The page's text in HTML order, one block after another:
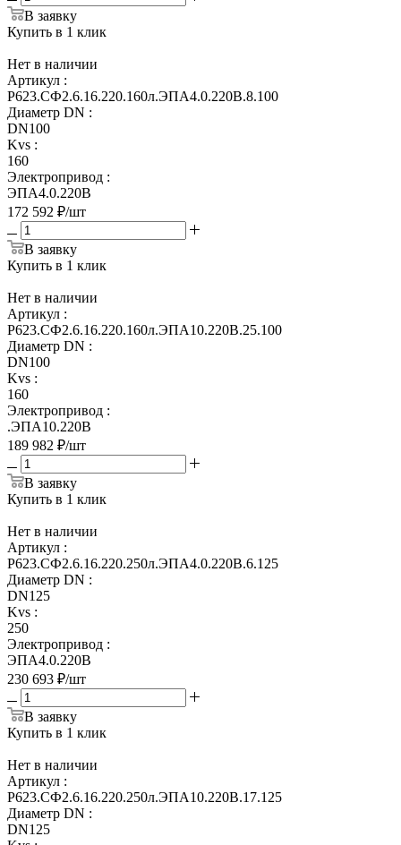
В заявку
Купить в 1 клик
Нет в наличии
Артикул :
Р623.СФ2.6.16.220.160л.ЭПА4.0.220В.8.100
Диаметр DN :
DN100
Kvs :
160
Электропривод :
ЭПА4.0.220В
172 592 ₽/шт
В заявку
Купить в 1 клик
Нет в наличии
Артикул :
Р623.СФ2.6.16.220.160л.ЭПА10.220В.25.100
Диаметр DN :
DN100
Kvs :
160
Электропривод :
.ЭПА10.220В
189 982 ₽/шт
В заявку
Купить в 1 клик
Нет в наличии
Артикул :
Р623.СФ2.6.16.220.250л.ЭПА4.0.220В.6.125
Диаметр DN :
DN125
Kvs :
250
Электропривод :
ЭПА4.0.220В
230 693 ₽/шт
В заявку
Купить в 1 клик
Нет в наличии
Артикул :
Р623.СФ2.6.16.220.250л.ЭПА10.220В.17.125
Диаметр DN :
DN125